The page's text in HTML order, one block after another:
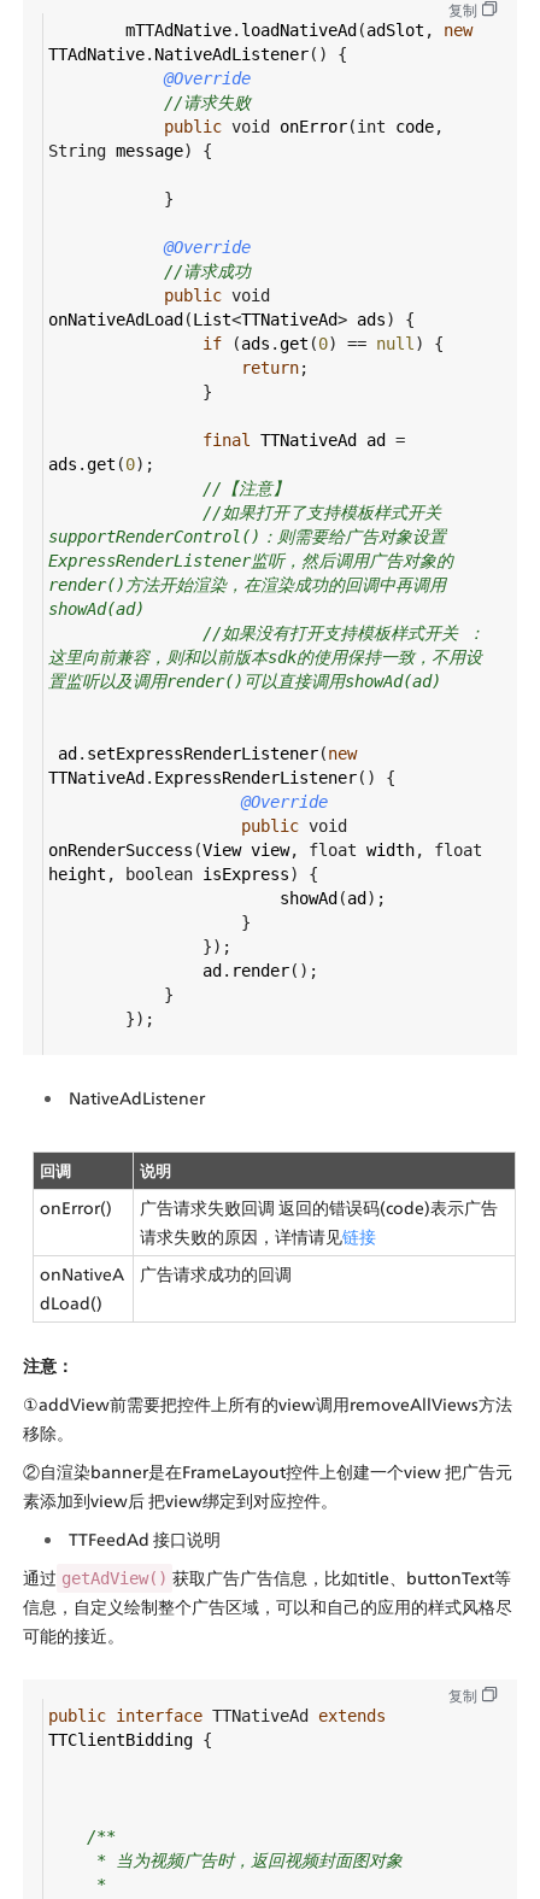
复制
mTTAdNative. loadNativeAd (adSlot , new
TTAdNative. NativeAdListener() {
@Override
//请求失败
public void onError(int code
String message) {
}
@Override
//请求成功
public void
onNativeAdLoad (List<TTNativeAd> ads) {
if (ads .get (0) == null ) {
return;
}
final TTNativeAd ad
=
ads .get (0);
//【注意】
//如果打开了支持模板样式开关
supportRenderControl()：则需要给广告对象设置
ExpressRenderListener监听，然后调用广告对象的
render()方法开始渲染，在渲染成功的回调中再调用
showAd(ad)
//如果没有打开支持模板样式开关 ：
这里向前兼容，则和以前版本sdk的使用保持一致，不用设
置监听以及调用render()可以直接调用showAd(ad)
ad . setExpressRenderListener(new
TTNativeAd . ExpressRenderListener() {
@Override
public void
onRenderSuccess (View view, float width, float
height , boolean isExpress) {
showAd (ad );
}
});
ad . render();
}
});
NativeAdListener
回调 说明
onError()
广告请求失败回调 返回的错误码(code)表示广告
请求失败的原因，详情请见链接
onNativeA
dLoad()
广告请求成功的回调
注意：
①addView前需要把控件上所有的view调用removeAllViews方法
移除。
②自渲染banner是在FrameLayout控件上创建一个view 把广告元
素添加到view后 把view绑定到对应控件。
TTFeedAd 接口说明
通过 getAdView() 获取广告广告信息，比如title、buttonText等
信息，自定义绘制整个广告区域，可以和自己的应用的样式风格尽
可能的接近。
复制
public interface TTNativeAd
extends
TTClientBidding {
/**
* 当为视频广告时，返回视频封面图对象
*